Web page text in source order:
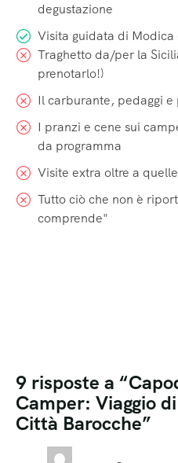
degustazione
Visita guidata di Modica
Traghetto da/per la
prenotarlo!)
Il carburante, pedaggi e
I pranzi e cene sui
da programma
Visite extra oltre a
Tutto ciò che non è
comprende"
9 risposte a
Camper: Viaggio
Città Barocche”